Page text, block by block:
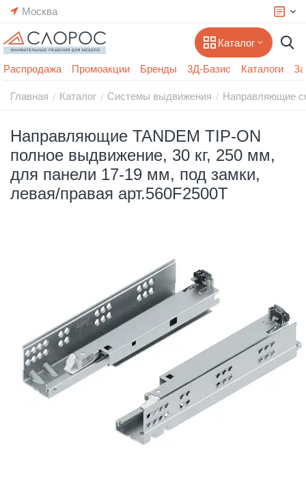
Москва
Каталог
Распродажа Промоакции Бренды 3Д-Базис Каталоги
Главная / Каталог / Системы выдвижения / Направляющие
Направляющие TANDEM TIP-ON
полное выдвижение, 30 кг, 250 мм,
для панели 17-19 мм, под замки,
левая/правая арт.560F2500T